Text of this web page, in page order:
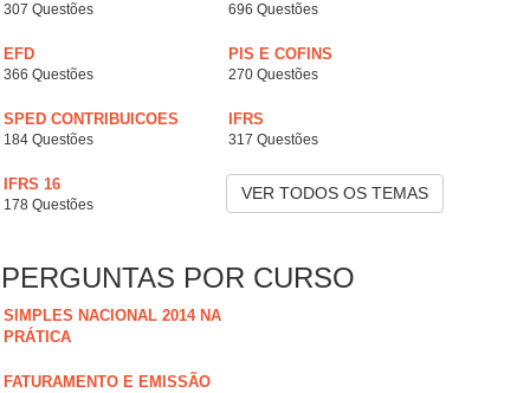
307 Questões 696 Questões
EFD
366 Questões
PIS E COFINS
270 Questões
SPED CONTRIBUICOES
184 Questões
IFRS
317 Questões
IFRS 16
178 Questões
VER TODOS OS TEMAS
PERGUNTAS POR CURSO
SIMPLES NACIONAL 2014 NA
PRÁTICA
FATURAMENTO E EMISSÃO